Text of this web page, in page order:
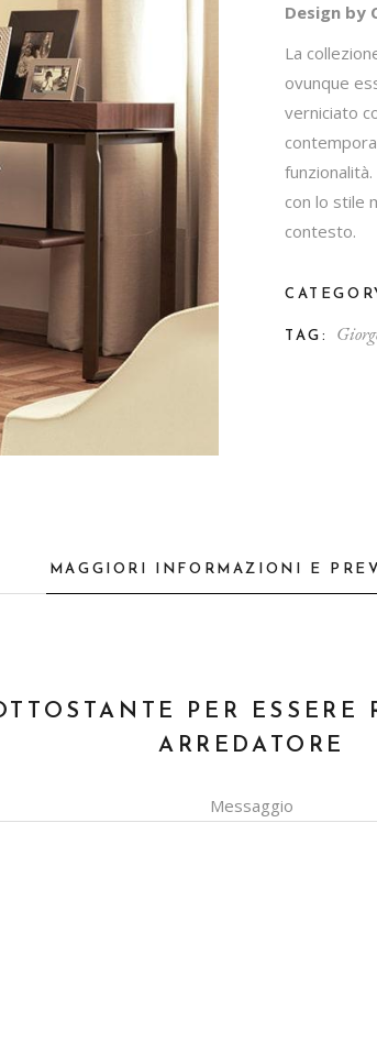
Design by
La
ovunque
verniciato
con lo stile
contesto.
TAG:
MAGGIORI INFORMAZIONI E
PER ESSERE
ARREDATORE
Messaggio